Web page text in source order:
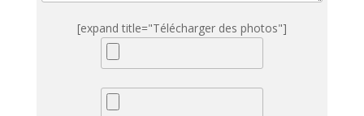
[expand title="Télécharger des photos"]